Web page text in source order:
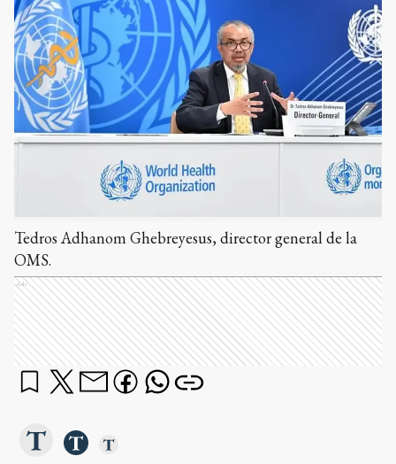
Tedros Adhanom Ghebreyesus, director general de la
OMS.
Ads